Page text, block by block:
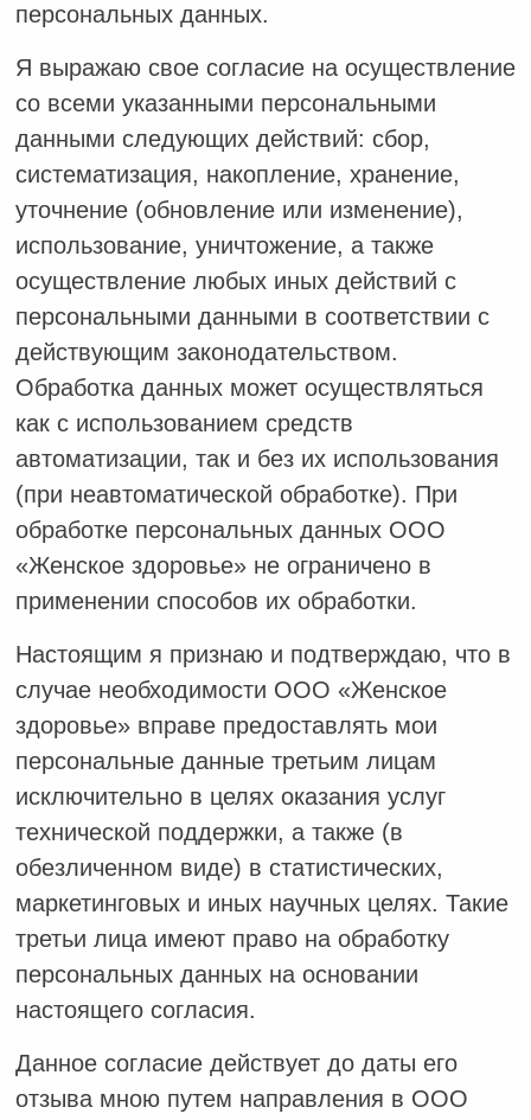
персональных данных.
Я выражаю свое согласие на осуществление
со всеми указанными персональными
данными следующих действий: сбор,
систематизация, накопление, хранение,
уточнение (обновление или изменение),
использование, уничтожение, а также
осуществление любых иных действий с
персональными данными в соответствии с
действующим законодательством.
Обработка данных может осуществляться
как с использованием средств
автоматизации, так и без их использования
(при неавтоматической обработке). При
обработке персональных данных ООО
«Женское здоровье» не ограничено в
применении способов их обработки.
Настоящим я признаю и подтверждаю, что в
случае необходимости ООО «Женское
здоровье» вправе предоставлять мои
персональные данные третьим лицам
исключительно в целях оказания услуг
технической поддержки, а также (в
обезличенном виде) в статистических,
маркетинговых и иных научных целях. Такие
третьи лица имеют право на обработку
персональных данных на основании
настоящего согласия.
Данное согласие действует до даты его
отзыва мною путем направления в ООО